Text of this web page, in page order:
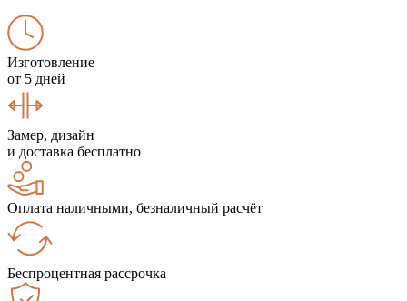
Изготовление
от 5 дней
Замер, дизайн
и доставка бесплатно
Оплата наличными, безналичный расчёт
Беспроцентная рассрочка